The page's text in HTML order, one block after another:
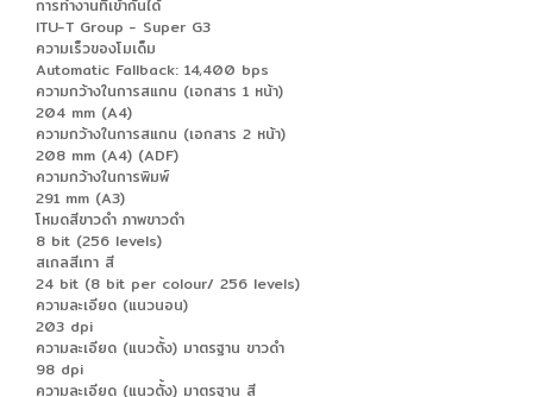
การทำงานที่เข้ากันได้
ITU-T Group - Super G3
ความเร็วของโมเด็ม
Automatic Fallback: 14,400 bps
ความกว้างในการสแกน (เอกสาร 1 หน้า)
204 mm (A4)
ความกว้างในการสแกน (เอกสาร 2 หน้า)
208 mm (A4) (ADF)
ความกว้างในการพิมพ์
291 mm (A3)
โหมดสีขาวดำ ภาพขาวดำ
8 bit (256 levels)
สเกลสีเทา สี
24 bit (8 bit per colour/ 256 levels)
ความละเอียด (แนวนอน)
203 dpi
ความละเอียด (แนวตั้ง) มาตรฐาน ขาวดำ
98 dpi
ความละเอียด (แนวตั้ง) มาตรฐาน สี